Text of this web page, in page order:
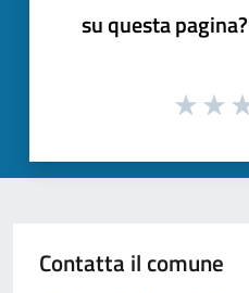
su questa pagina?
Contatta il comune